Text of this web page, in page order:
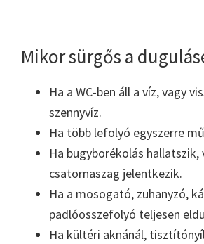
Mikor sürgős a
Ha a WC-ben áll a víz, vagy
szennyvíz.
Ha több lefolyó egyszerre
Ha bugyborékolás
csatornaszag jelentkezik.
Ha a mosogató, zuhanyzó,
padlóösszefolyó teljesen
Ha kültéri aknánál,